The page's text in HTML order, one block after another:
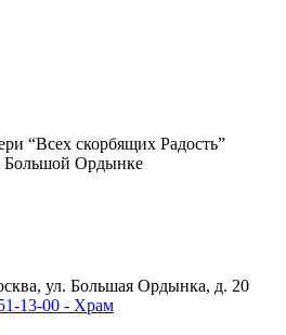
“Всех скорбящих Радость”
Большой Ордынке
ул. Большая Ордынка, д. 20
13-00 - Храм